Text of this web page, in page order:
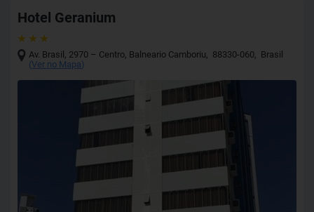
Hotel Geranium
Av. Brasil, 2970 – Centro, Balneario Camboriu, 88330-060, Brasil
(Ver no Mapa)